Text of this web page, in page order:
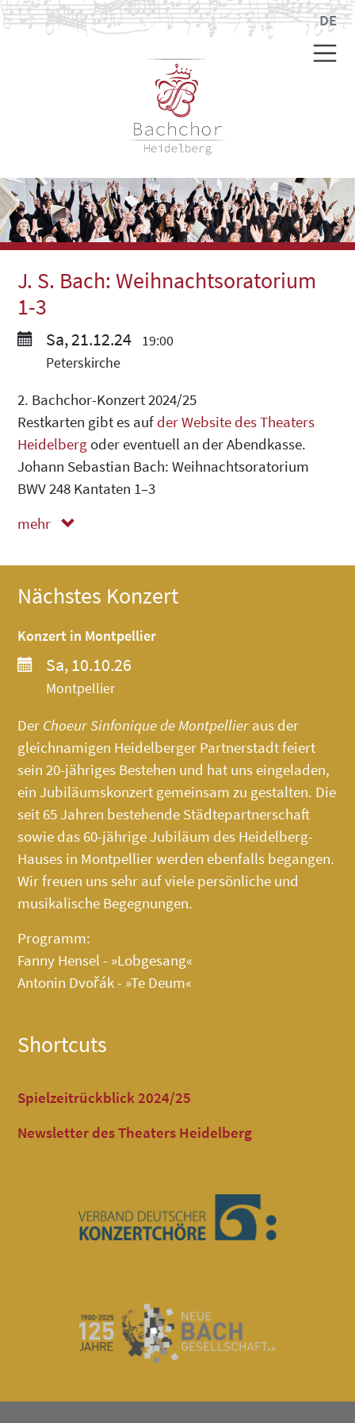
DE
J. S. Bach: Weihnachtsoratorium
1-3
Sa, 21.12.24
19:00
Peterskirche
2. Bachchor-Konzert 2024/25
Restkarten gibt es auf der Website des Theaters
Heidelberg oder eventuell an der Abendkasse.
Johann Sebastian Bach: Weihnachtsoratorium
BWV 248 Kantaten 1–3
mehr
Nächstes Konzert
Konzert in Montpellier
Sa, 10.10.26
Montpellier
Der Choeur Sinfonique de Montpellier aus der
gleichnamigen Heidelberger Partnerstadt feiert
sein 20-jähriges Bestehen und hat uns eingeladen,
ein Jubiläumskonzert gemeinsam zu gestalten. Die
seit 65 Jahren bestehende Städtepartnerschaft
sowie das 60-jährige Jubiläum des Heidelberg-
Hauses in Montpellier werden ebenfalls begangen.
Wir freuen uns sehr auf viele persönliche und
musikalische Begegnungen.
Programm:
Fanny Hensel - »Lobgesang«
Antonin Dvořák - »Te Deum«
Shortcuts
Spielzeitrückblick 2024/25
Newsletter des Theaters Heidelberg